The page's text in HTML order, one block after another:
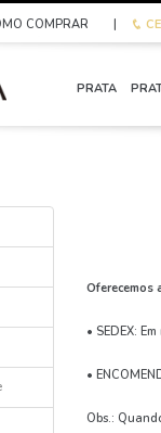
COMPRAR
PRATA
Oferecemos
• SEDEX:
•
Obs.: